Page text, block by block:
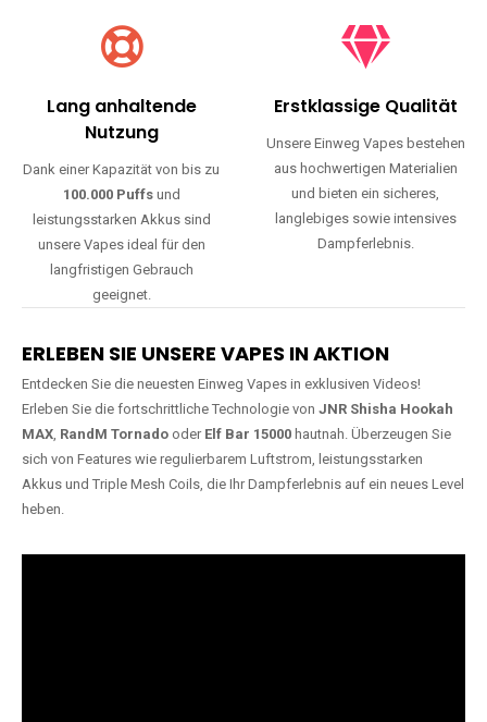
Lang anhaltende
Nutzung
Dank einer Kapazität von bis zu
100.000 Puffsund
leistungsstarken Akkus sind
unsere Vapes ideal für den
langfristigen Gebrauch
geeignet.
Erstklassige Qualität
Unsere Einweg Vapes bestehen
aus hochwertigen Materialien
und bieten ein sicheres,
langlebiges sowie intensives
Dampferlebnis.
ERLEBEN SIE UNSERE VAPES IN AKTION
Entdecken Sie die neuesten Einweg Vapes in exklusiven Videos!
Erleben Sie die fortschrittliche Technologie von JNR Shisha Hookah
MAX, RandM Tornado oder Elf Bar 15000 hautnah. Überzeugen Sie
sich von Features wie regulierbarem Luftstrom, leistungsstarken
Akkus und Triple Mesh Coils, die Ihr Dampferlebnis auf ein neues Level
heben.